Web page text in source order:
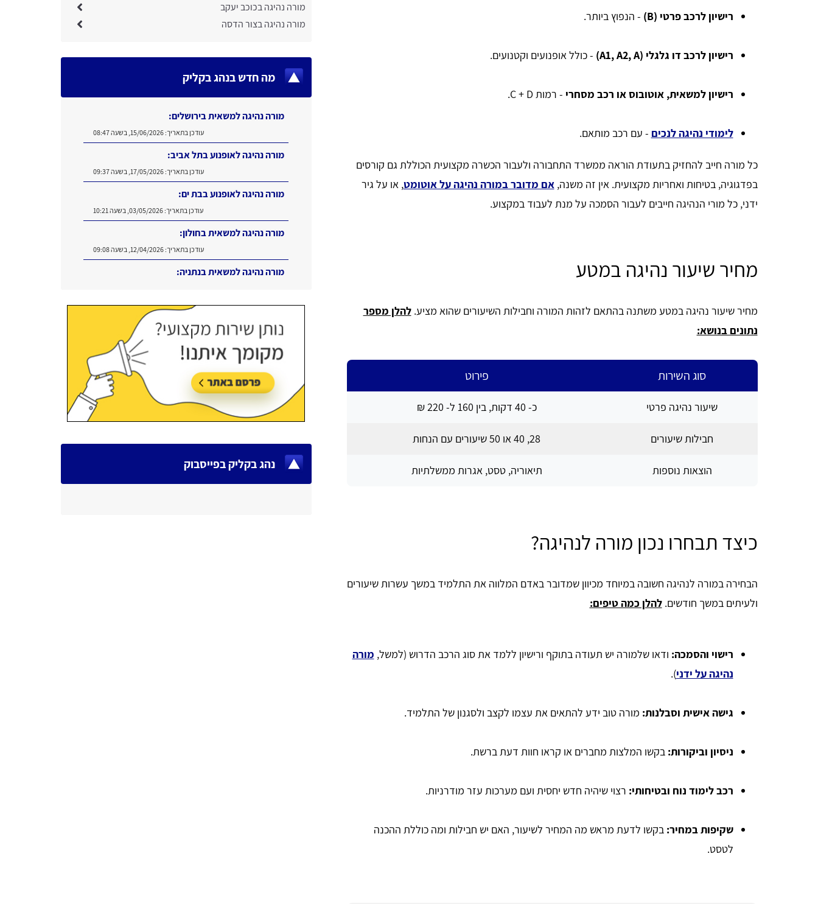
רישיון לרכב פרטי (B) - הנפוץ ביותר.
רישיון לרכב דו גלגלי (A1, A2, A) - כולל אופנועים וקטנועים.
רישיון למשאית, אוטובוס או רכב מסחרי - רמות C + D.
לימודי נהיגה לנכים - עם רכב מותאם.
כל מורה חייב להחזיק בתעודת הוראה ממשרד התחבורה ולעבור הכשרה מקצועית הכוללת גם קורסים
בפדגוגיה, בטיחות ואחריות מקצועית. אין זה משנה,אם מדובר במורה נהיגה על אוטומט, או על גיר
ידני, כל מורי הנהיגה חייבים לעבור הסמכה על מנת לעבוד במקצוע.
מחיר שיעור נהיגה במטע
מחיר שיעור נהיגה במטע משתנה בהתאם לזהות המורה וחבילות השיעורים שהוא מציע. להלן מספר
נתונים בנושא:
סוג השירות פירוט
שיעור נהיגה פרטי כ- 40 דקות, בין 160 ל- 220 ₪
חבילות שיעורים 28, 40 או 50 שיעורים עם הנחות
הוצאות נוספות תיאוריה, טסט, אגרות ממשלתיות
כיצד תבחרו נכון מורה לנהיגה?
הבחירה במורה לנהיגה חשובה במיוחד מכיוון שמדובר באדם המלווה את התלמיד במשך עשרות שיעורים
ולעיתים במשך חודשים.להלן כמה טיפים:
רישוי והסמכה: ודאו שלמורה יש תעודה בתוקף ורישיון ללמד את סוג הרכב הדרוש (למשל, מורה
נהיגה על ידני).
גישה אישית וסבלנות: מורה טוב ידע להתאים את עצמו לקצב ולסגנון של התלמיד.
ניסיון וביקורות: בקשו המלצות מחברים או קראו חוות דעת ברשת.
רכב לימוד נוח ובטיחותי: רצוי שיהיה חדש יחסית ועם מערכות עזר מודרניות.
שקיפות במחיר: בקשו לדעת מראש מה המחיר לשיעור, האם יש חבילות ומה כוללת ההכנה
לטסט.
מורה נהיגה בכוכב יעקב
מורה נהיגה בצור הדסה
מה חדש בנהג בקליק
מורה נהיגה למשאית בירושלים:
עודכן בתאריך:15/06/2026, בשעה 08:47
מורה נהיגה לאופנוע בתל אביב:
עודכן בתאריך:17/05/2026, בשעה 09:37
מורה נהיגה לאופנוע בבת ים:
עודכן בתאריך:03/05/2026, בשעה 10:21
מורה נהיגה למשאית בחולון:
עודכן בתאריך:12/04/2026, בשעה 09:08
מורה נהיגה למשאית בנתניה:
נהג בקליק בפייסבוק